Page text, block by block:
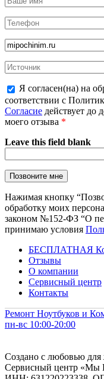
Я согласен(на) на
соответствии с
Согласие действует до
моего отзыва *
Leave this field blank
Нажимая кнопку
обработку моих
законом №152-ФЗ “О
принимаю условия
БЕСПЛАТНАЯ
Отзывы
О компании
Сервисный центр
Контакты
Ремонт Ноутбуков и
пн-вс 10:00-20:00
Создано с любовью для
Сервисный центр «Мы